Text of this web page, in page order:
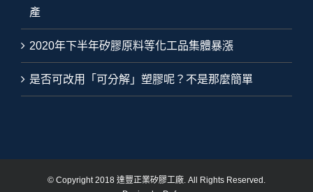
產
2020年下半年矽膠原料等化工品集體暴漲
是否可改用「可分解」塑膠呢？不是那麼簡單
© Copyright 2018 達豐正業矽膠工廠. All Rights Reserved.